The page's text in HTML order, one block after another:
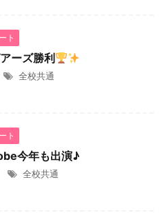
ト
ーズ勝利
全校共通
ト
今年も出演♪
全校共通